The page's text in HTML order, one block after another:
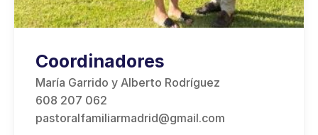
Coordinadores
María Garrido y Alberto Rodríguez
608 207 062
pastoralfamiliarmadrid@gmail.com